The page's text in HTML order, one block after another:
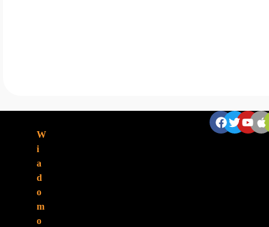
W
i
a
d
o
m
o